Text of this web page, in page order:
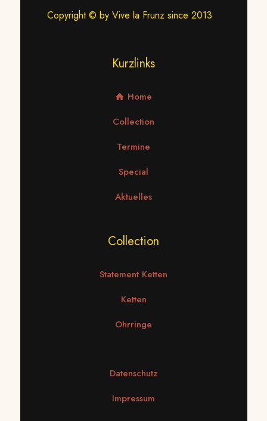
Copyright © by Vive la Frunz since 2013
Kurzlinks
Home
Collection
Termine
Special
Aktuelles
Collection
Statement Ketten
Ketten
Ohrringe
Datenschutz
Impressum